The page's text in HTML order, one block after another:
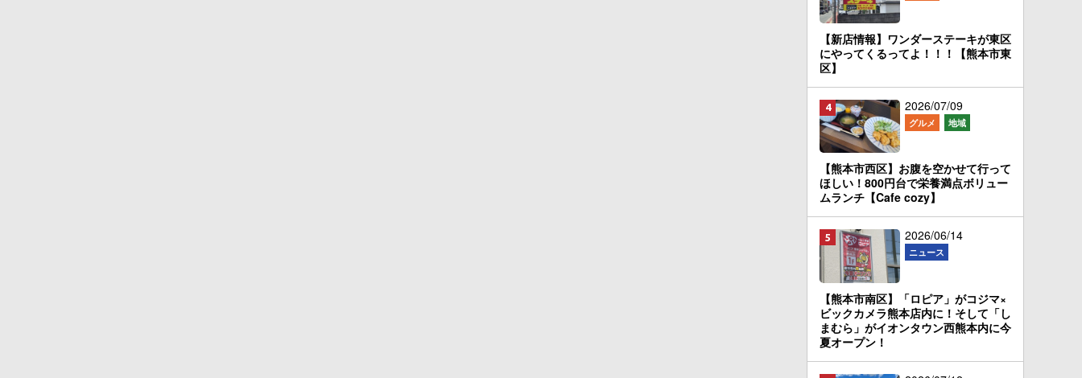
【新店情報】ワンダーステーキが東区
にやってくるってよ！！！【熊本市東
区】
2026/07/09
グルメ 地域
【熊本市西区】お腹を空かせて行って
ほしい！800円台で栄養満点ボリュー
ムランチ【Cafe cozy】
2026/06/14
ニュース
【熊本市南区】「ロピア」がコジマ×
ビックカメラ熊本店内に！そして「し
まむら」がイオンタウン西熊本内に今
夏オープン！